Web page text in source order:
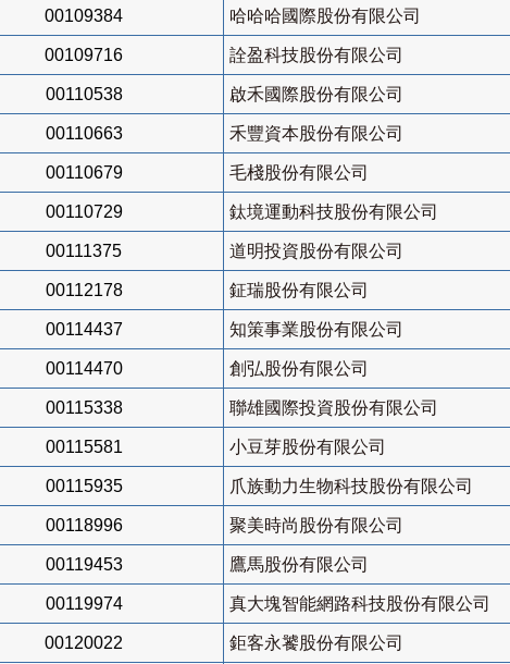
00109384 哈哈哈國際股份有限公司
00109716 詮盈科技股份有限公司
00110538 啟禾國際股份有限公司
00110663 禾豐資本股份有限公司
00110679 毛棧股份有限公司
00110729 鈦境運動科技股份有限公司
00111375 道明投資股份有限公司
00112178 鉦瑞股份有限公司
00114437 知策事業股份有限公司
00114470 創弘股份有限公司
00115338 聯雄國際投資股份有限公司
00115581 小豆芽股份有限公司
00115935 爪族動力生物科技股份有限公司
00118996 聚美時尚股份有限公司
00119453 鷹馬股份有限公司
00119974 真大塊智能網路科技股份有限公司
00120022 鉅客永饕股份有限公司